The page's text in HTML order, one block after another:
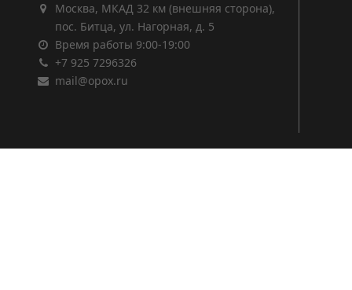
Москва, МКАД 32 км (внешняя сторона),
пос. Битца, ул. Нагорная, д. 5
Время работы 9:00-19:00
+7 925 7296326
mail@opox.ru